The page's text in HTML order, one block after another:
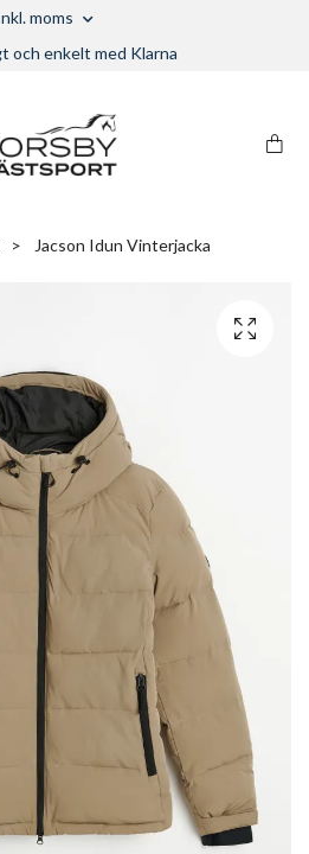
moms
och enkelt med Klarna
Jacson Idun Vinterjacka